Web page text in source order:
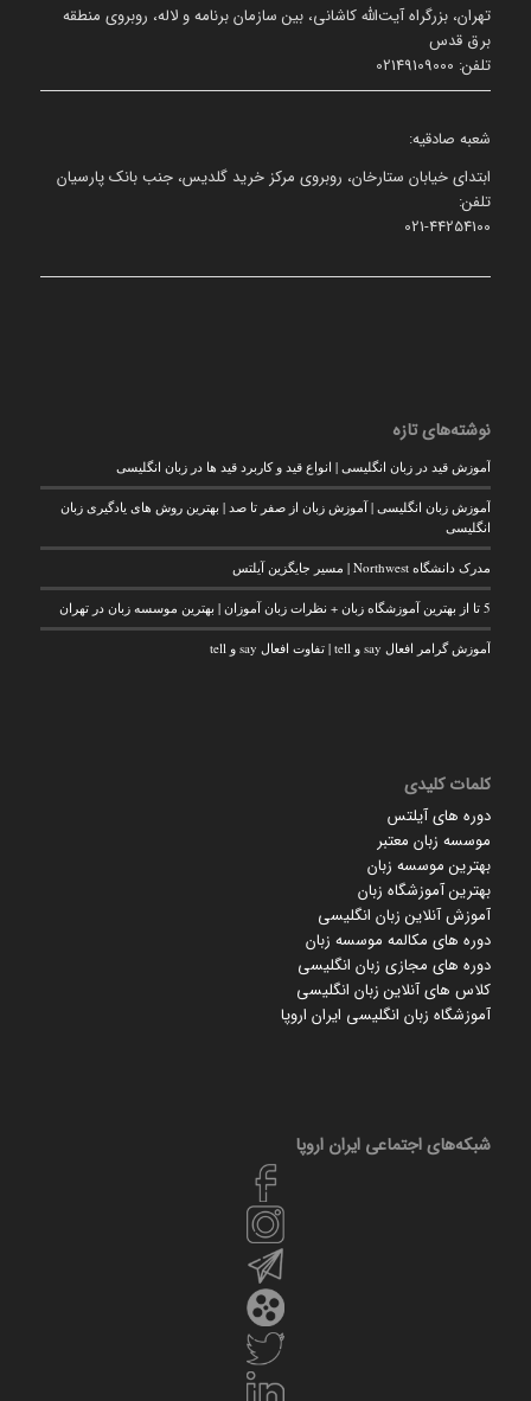
تهران، بزرگراه آیت‌الله کاشانی، بین سازمان برنامه و لاله، روبروی منطقه
برق قدس
تلفن: 02149109000
شعبه صادقیه:
ابتدای خیابان ستارخان، روبروی مرکز خرید گلدیس، جنب بانک پارسیان
تلفن:
021-44254100
نوشته‌های تازه
آموزش قید در زبان انگلیسی | انواع قید و کاربرد قید ها در زبان انگلیسی
آموزش زبان انگلیسی | آموزش زبان از صفر تا صد | بهترین روش های یادگیری زبان
انگلیسی
مدرک دانشگاه Northwest | مسیر جایگزین آیلتس
5 تا از بهترین آموزشگاه زبان + نظرات زبان آموزان | بهترین موسسه زبان در تهران
آموزش گرامر افعال say و tell | تفاوت افعال say و tell
کلمات کلیدی
دوره های آیلتس
موسسه زبان معتبر
بهترین موسسه زبان
بهترین آموزشگاه زبان
آموزش آنلاین زبان انگلیسی
دوره های مکالمه موسسه زبان
دوره های مجازی زبان انگلیسی
کلاس های آنلاین زبان انگلیسی
آموزشگاه زبان انگلیسی ایران اروپا
شبکه‌های اجتماعی ایران‌ اروپا